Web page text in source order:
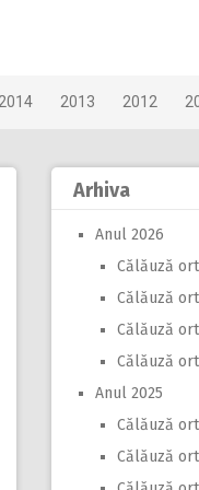
2013 2012
Arhiva
Anul 2026
Călăuză
Călăuză
Călăuză
Călăuză
Anul 2025
Călăuză
Călăuză